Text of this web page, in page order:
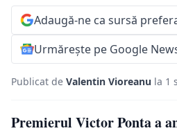
Adaugă-ne ca sursă
Urmărește pe Google
Publicat de Valentin Vioreanu la 1
Premierul Victor Ponta a